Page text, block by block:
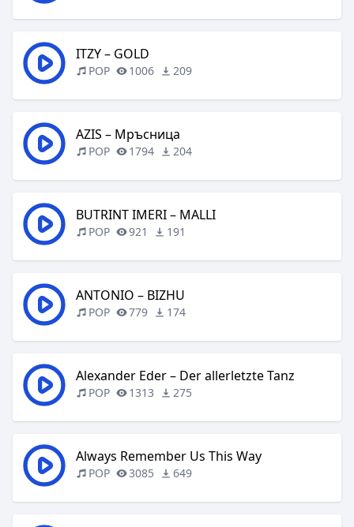
ITZY – GOLD
POP 1006 209
AZIS – Мръсница
POP 1794 204
BUTRINT IMERI – MALLI
POP 921 191
ANTONIO – BIZHU
POP 779 174
Alexander Eder – Der allerletzte Tanz
POP 1313 275
Always Remember Us This Way
POP 3085 649